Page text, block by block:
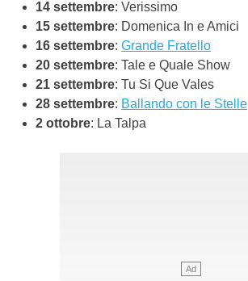
14 settembre: Verissimo
15 settembre: Domenica In e Amici
16 settembre: Grande Fratello
20 settembre: Tale e Quale Show
21 settembre: Tu Si Que Vales
28 settembre: Ballando con le Stelle
2 ottobre: La Talpa